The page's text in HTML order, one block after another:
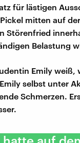
für lästigen
mitten auf
Störenfried
Belastung
Emily
selbst unter
Schmerzen.